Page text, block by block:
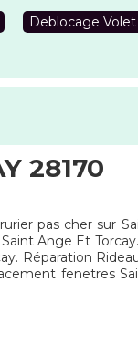
Deblocage
28170
pas cher sur
Ange Et
Réparation
fenetres